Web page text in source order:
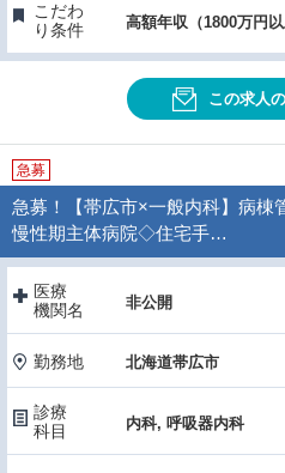
こだわ
り条件
高額年収（1800万円以
この求人
急募
急募！【帯広市×一般内科】病
慢性期主体病院◇住宅手…
医療
機関名
非公開
勤務地 北海道帯広市
診療
科目
内科, 呼吸器内科